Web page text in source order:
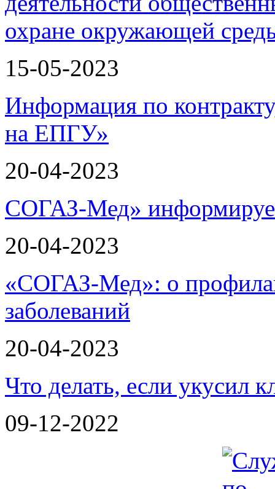
15-05-2023
Информация по
на ЕПГУ»
20-04-2023
СОГАЗ-Мед»
20-04-2023
«СОГАЗ-Мед»: о
заболеваний
20-04-2023
Что делать, если укусил
09-12-2022